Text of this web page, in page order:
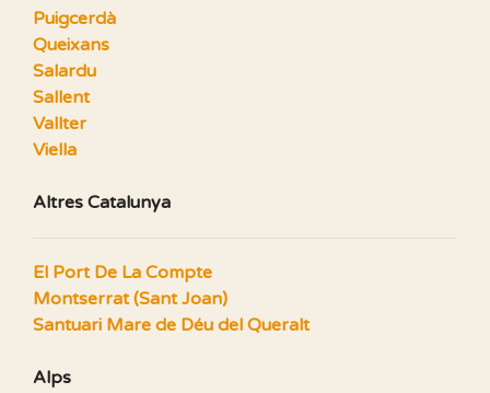
Puigcerdà
Queixans
Salardu
Sallent
Vallter
Viella
Altres Catalunya
El Port De La Compte
Montserrat (Sant Joan)
Santuari Mare de Déu del Queralt
Alps